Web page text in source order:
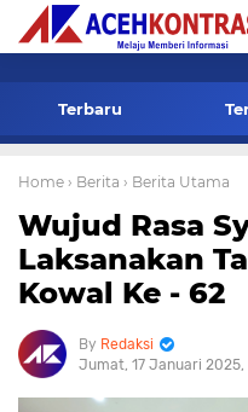
Terbaru
Home › Berita › Berita Utama
Wujud Rasa
Laksanakan
Kowal Ke - 62
Redaksi
Jumat, 17 Januari 2025